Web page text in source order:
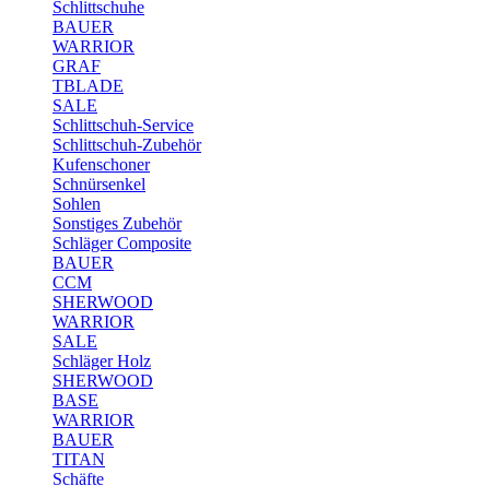
Schlittschuhe
BAUER
WARRIOR
GRAF
TBLADE
SALE
Schlittschuh-Service
Schlittschuh-Zubehör
Kufenschoner
Schnürsenkel
Sohlen
Sonstiges Zubehör
Schläger Composite
BAUER
CCM
SHERWOOD
WARRIOR
SALE
Schläger Holz
SHERWOOD
BASE
WARRIOR
BAUER
TITAN
Schäfte